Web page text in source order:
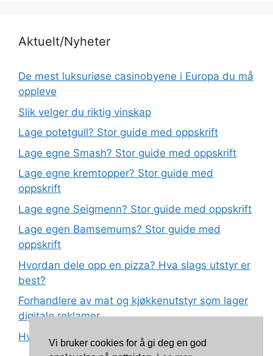
Aktuelt/Nyheter
De mest luksuriøse casinobyene i Europa du må
oppleve
Slik velger du riktig vinskap
Lage potetgull? Stor guide med oppskrift
Lage egne Smash? Stor guide med oppskrift
Lage egne kremtopper? Stor guide med
oppskrift
Lage egne Seigmenn? Stor guide med oppskrift
Lage egen Bamsemums? Stor guide med
oppskrift
Hvordan dele opp en pizza? Hva slags utstyr er
best?
Forhandlere av mat og kjøkkenutstyr som lager
digitale reklamer
Hva betyr det at plast har matkvalitet?
Vi bruker cookies for å gi deg en god